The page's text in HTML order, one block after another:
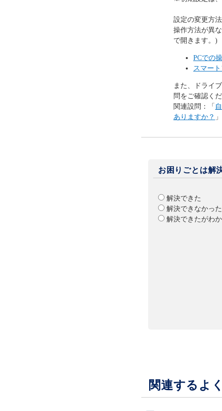
設定の変更方
操作方法が異
で開きます。)
PCでの
スマー
また、ドライ
問をご確認く
関連設問：「
ありますか？ 」
お困りごとは解
解決できた
解決できなかった
解決できたがわ
関連するよ